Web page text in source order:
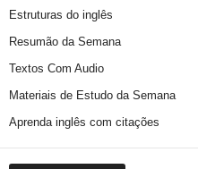
Estruturas do inglês
Resumão da Semana
Textos Com Audio
Materiais de Estudo da Semana
Aprenda inglês com citações